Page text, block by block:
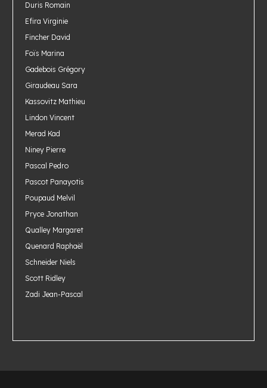
Duris Romain
Efira Virginie
Fincher David
Foïs Marina
Gadebois Grégory
Giraudeau Sara
Kassovitz Mathieu
Lindon Vincent
Merad Kad
Niney Pierre
Pascal Pedro
Pascot Panayotis
Poupaud Melvil
Pryce Jonathan
Qualley Margaret
Quenard Raphaël
Schneider Niels
Scott Ridley
Zadi Jean-Pascal